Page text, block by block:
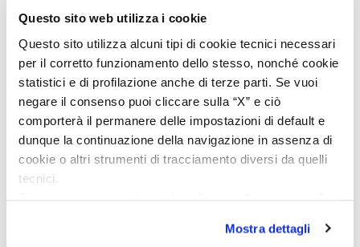
Questo sito web utilizza i cookie
Questo sito utilizza alcuni tipi di cookie tecnici necessari
per il corretto funzionamento dello stesso, nonché cookie
statistici e di profilazione anche di terze parti. Se vuoi
negare il consenso puoi cliccare sulla “X” e ciò
comporterà il permanere delle impostazioni di default e
dunque la continuazione della navigazione in assenza di
cookie o altri strumenti di tracciamento diversi da quelli
tecnici.
Mostra dettagli
spedizione puntuale, confezione elegante e massima
chi cerca professionalità, affidabilità e prodotti di altissimo
livello. Sono pienamente soddisfatta del mio acquisto e non
esiterei a comprare di nuovo.
Acquirente verificato
4 Giorni Fa